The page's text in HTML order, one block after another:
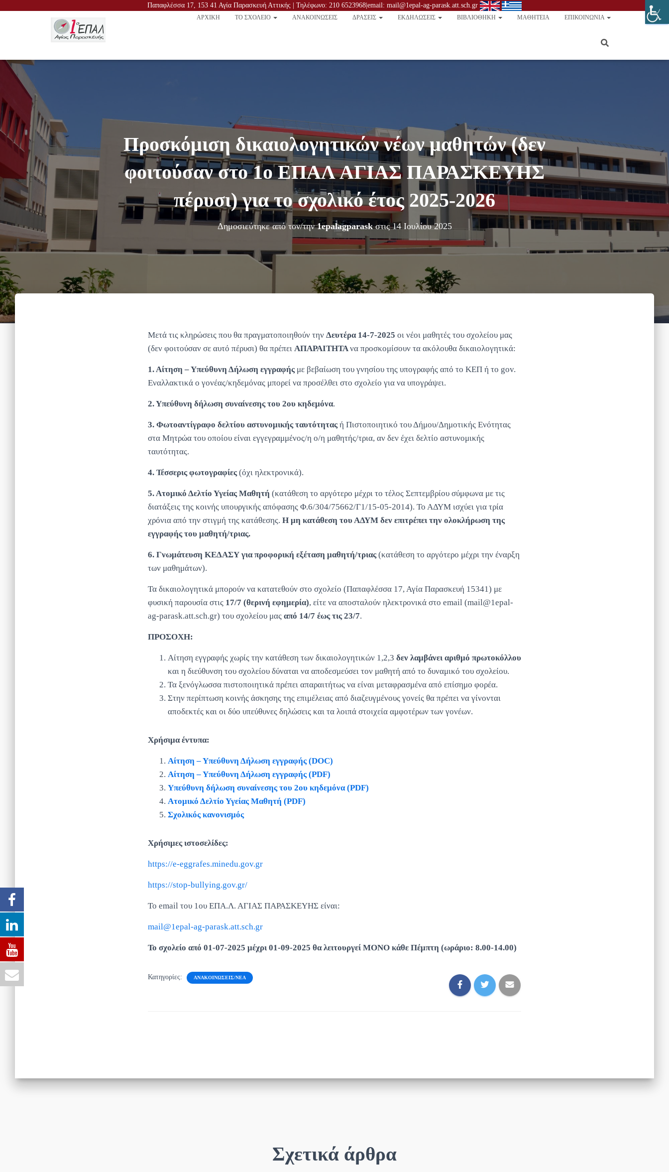
Παπαφλέσσα 17, 153 41 Αγία Παρασκευή Αττικής | Τηλέφωνο: 210 6523968|email: mail@1epal-ag-parask.att.sch.gr
ΑΡΧΙΚΉ TO ΣΧΟΛΕΙΟ ΑΝΑΚΟΙΝΏΣΕΙΣ ΔΡΑΣΕΙΣ ΕΚΔΗΛΩΣΕΙΣ ΒΙΒΛΙΟΘΉΚΗ ΜΑΘΗΤΕΊΑ ΕΠΙΚΟΙΝΩΝΊΑ
Προσκόμιση δικαιολογητικών νέων μαθητών (δεν
φοιτούσαν στο 1ο ΕΠΑΛ ΑΓΙΑΣ ΠΑΡΑΣΚΕΥΗΣ
πέρυσι) για το σχολικό έτος 2025-2026
Δημοσιεύτηκε από τον/την1epalagparaskστις14 Ιουλίου 2025
Μετά τις κληρώσεις που θα πραγματοποιηθούν την Δευτέρα 14-7-2025 οι νέοι μαθητές του σχολείου μας
(δεν φοιτούσαν σε αυτό πέρυσι) θα πρέπει ΑΠΑΡΑΙΤΗΤΑνα προσκομίσουν τα ακόλουθα δικαιολογητικά:
1. Αίτηση – Υπεύθυνη Δήλωση εγγραφήςμε βεβαίωση του γνησίου της υπογραφής από το ΚΕΠ ή το gov.
Εναλλακτικά ο γονέας/κηδεμόνας μπορεί να προσέλθει στο σχολείο για να υπογράψει.
2. Υπεύθυνη δήλωση συναίνεσης του 2ου κηδεμόνα.
3. Φωτοαντίγραφο δελτίου αστυνομικής ταυτότηταςή Πιστοποιητικό του Δήμου/Δημοτικής Ενότητας
στα Μητρώα του οποίου είναι εγγεγραμμένος/η ο/η μαθητής/τρια, αν δεν έχει δελτίο αστυνομικής
ταυτότητας.
4. Τέσσερις φωτογραφίες(όχι ηλεκτρονικά).
5. Ατομικό Δελτίο Υγείας Μαθητή (κατάθεση το αργότερο μέχρι το τέλος Σεπτεμβρίου σύμφωνα με τις
διατάξεις της κοινής υπουργικής απόφασης Φ.6/304/75662/Γ1/15-05-2014). Το ΑΔΥΜ ισχύει για τρία
χρόνια από την στιγμή της κατάθεσης. Η μη κατάθεση του ΑΔΥΜ δεν επιτρέπει την ολοκλήρωση της
εγγραφής του μαθητή/τριας.
6. Γνωμάτευση ΚΕΔΑΣΥ για προφορική εξέταση μαθητή/τριας(κατάθεση το αργότερο μέχρι την έναρξη
των μαθημάτων).
Τα δικαιολογητικά μπορούν να κατατεθούν στο σχολείο (Παπαφλέσσα 17, Αγία Παρασκευή 15341) με
φυσική παρουσία στις 17/7 (θερινή εφημερία), είτε να αποσταλούν ηλεκτρονικά στο email (mail@1epal-
ag-parask.att.sch.gr) του σχολείου μας από 14/7 έως τις 23/7.
ΠΡΟΣΟΧΗ:
Αίτηση εγγραφής χωρίς την κατάθεση των δικαιολογητικών 1,2,3 δεν λαμβάνει αριθμό πρωτοκόλλου
και η διεύθυνση του σχολείου δύναται να αποδεσμεύσει τον μαθητή από το δυναμικό του σχολείου.
Τα ξενόγλωσσα πιστοποιητικά πρέπει απαραιτήτως να είναι μεταφρασμένα από επίσημο φορέα.
Στην περίπτωση κοινής άσκησης της επιμέλειας από διαζευγμένους γονείς θα πρέπει να γίνονται
αποδεκτές και οι δύο υπεύθυνες δηλώσεις και τα λοιπά στοιχεία αμφοτέρων των γονέων.
Χρήσιμα έντυπα:
Αίτηση – Υπεύθυνη Δήλωση εγγραφής (DOC)
Αίτηση – Υπεύθυνη Δήλωση εγγραφής (PDF)
Υπεύθυνη δήλωση συναίνεσης του 2ου κηδεμόνα (PDF)
Ατομικό Δελτίο Υγείας Μαθητή (PDF)
Σχολικός κανονισμός
Χρήσιμες ιστοσελίδες:
https://e-eggrafes.minedu.gov.gr
https://stop-bullying.gov.gr/
Το email του 1ου ΕΠΑ.Λ. ΑΓΙΑΣ ΠΑΡΑΣΚΕΥΗΣ είναι:
mail@1epal-ag-parask.att.sch.gr
Το σχολείο από 01-07-2025 μέχρι 01-09-2025 θα λειτουργεί ΜΟΝΟ κάθε Πέμπτη (ωράριο: 8.00-14.00)
Κατηγορίες: ΑΝΑΚΟΙΝΏΣΕΙΣ/ΝΈΑ
Σχετικά άρθρα